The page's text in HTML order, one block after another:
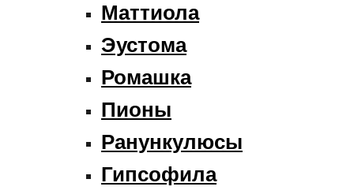
Маттиола
Эустома
Ромашка
Пионы
Ранункулюсы
Гипсофила